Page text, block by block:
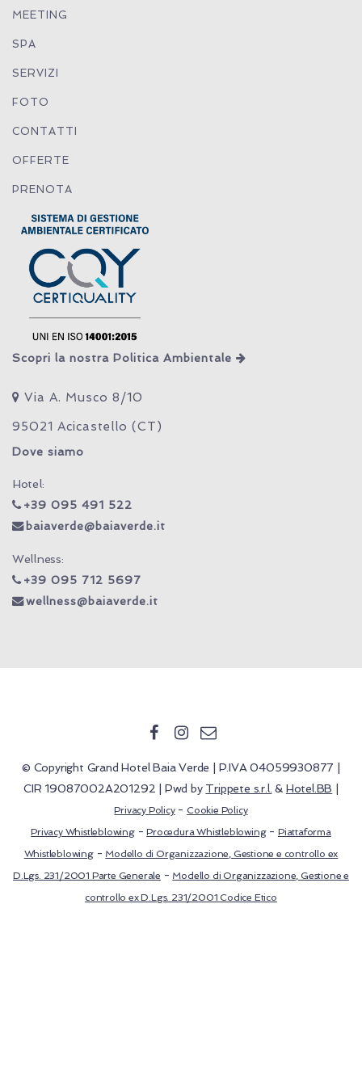
MEETING
SPA
SERVIZI
FOTO
CONTATTI
OFFERTE
PRENOTA
Scopri la nostra Politica Ambientale
Via A. Musco 8/10
95021 Acicastello (CT)
Dove siamo
Hotel:
+39 095 491 522
baiaverde@baiaverde.it
Wellness:
+39 095 712 5697
wellness@baiaverde.it
© Copyright Grand Hotel Baia Verde | P.IVA 04059930877 |
CIR 19087002A201292 | Pwd by Trippete s.r.l. & Hotel.BB
Privacy Policy- Cookie Policy
Privacy Whistleblowing-Procedura Whistleblowing- Piattaforma
Whistleblowing- Modello di Organizzazione, Gestione e controllo ex
D.Lgs. 231/2001 Parte Generale - Modello di Organizzazione, Gestione e
controllo ex D.Lgs. 231/2001 Codice Etico